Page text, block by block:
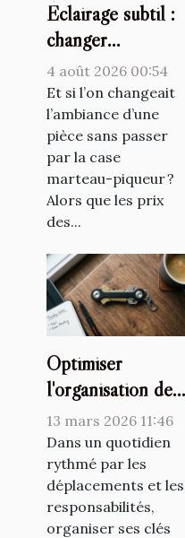
Éclairage subtil :
changer
l’atmosphère
d’une pièce sans
travaux lourds
4 août 2026 00:54
Et si l’on changeait
l’ambiance d’une
pièce sans passer
par la case
marteau-piqueur ?
Alors que les prix
des...
Optimiser
l'organisation de
ses clés avec style
et fonctionnalité
13 mars 2026 11:46
Dans un quotidien
rythmé par les
déplacements et les
responsabilités,
organiser ses clés